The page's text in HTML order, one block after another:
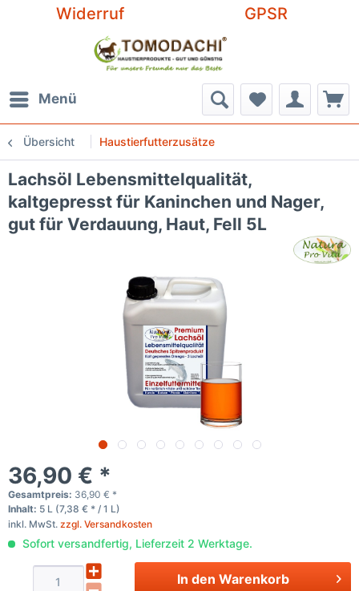
Widerruf GPSR
Menü
Übersicht Haustierfutterzusätze
Lachsöl Lebensmittelqualität,
kaltgepresst für Kaninchen und Nager,
gut für Verdauung, Haut, Fell 5L
36,90 € *
Gesamtpreis: 36,90 € *
Inhalt: 5 L (7,38 € * / 1 L)
inkl. MwSt. zzgl. Versandkosten
Sofort versandfertig, Lieferzeit 2 Werktage.
In den Warenkorb